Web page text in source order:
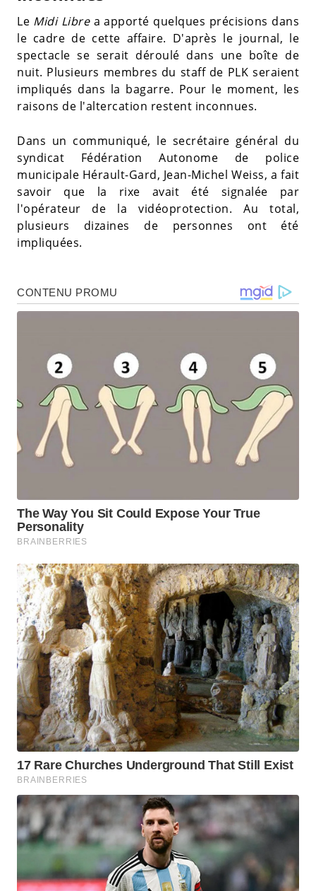
Le Midi Librea apporté quelques précisions dans
le cadre de cette affaire. D'après le journal, le
spectacle se serait déroulé dans une boîte de
nuit. Plusieurs membres du staff de PLK seraient
impliqués dans la bagarre. Pour le moment, les
raisons de l'altercation restent inconnues.
Dans un communiqué, le secrétaire général du
syndicat Fédération Autonome de police
municipale Hérault-Gard, Jean-Michel Weiss, a fait
savoir que la rixe avait été signalée par
l'opérateur de la vidéoprotection. Au total,
plusieurs dizaines de personnes ont été
impliquées.